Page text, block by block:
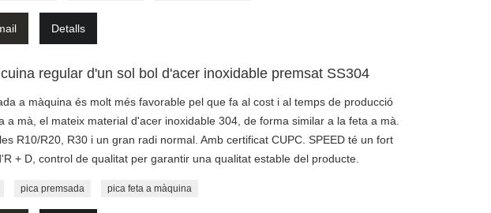
Detalls
regular d'un sol bol d'acer inoxidable premsat SS304
a màquina és molt més favorable pel que fa al cost i al temps de producció
a mà, el mateix material d'acer inoxidable 304, de forma similar a la feta a mà.
R10/R20, R30 i un gran radi normal. Amb certificat CUPC. SPEED té un fort
+ D, control de qualitat per garantir una qualitat estable del producte.
pica premsada pica feta a màquina